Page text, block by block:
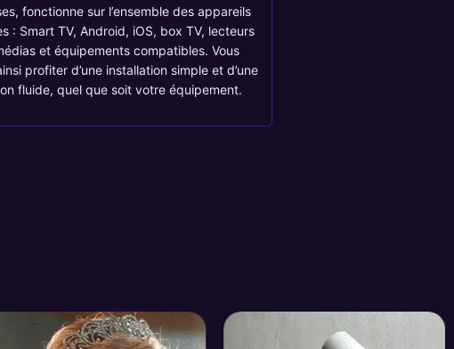
fonctionne sur l’ensemble des appareils
: Smart TV, Android, iOS, box TV, lecteurs
et équipements compatibles. Vous
profiter d’une installation simple et d’une
fluide, quel que soit votre équipement.